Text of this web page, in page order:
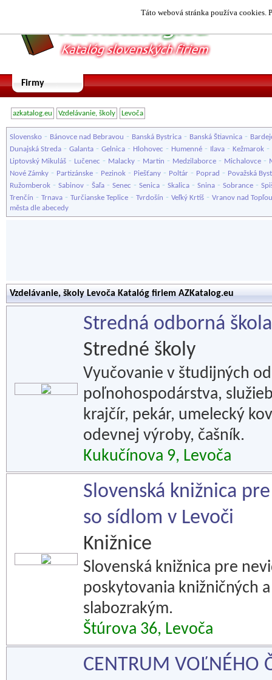
Táto webová stránka používa cookies.
Firmy
azkatalog.eu Vzdelávanie, školy Levoča
Slovensko - Bánovce nad Bebravou - Banská Bystrica - Banská Štiavnica -
Dunajská Streda - Galanta - Gelnica - Hlohovec - Humenné - Ilava - Kežmarok -
Liptovský Mikuláš - Lučenec - Malacky - Martin - Medzilaborce - Michalovce -
Nové Zámky - Partizánske - Pezinok - Piešťany - Poltár - Poprad - Považská
Ružomberok - Sabinov - Šaľa - Senec - Senica - Skalica - Snina - Sobrance -
Trenčín - Trnava - Turčianske Teplice - Tvrdošín - Veľký Krtíš - Vranov nad Topľou
města dle abecedy
Vzdelávanie, školy Levoča Katalóg firiem AZKatalog.eu
Stredná odborná
Stredné školy
Vyučovanie v študijných
poľnohospodárstva,
krajčír, pekár, umelecký
odevnej výroby, čašník.
Kukučínova 9, Levoča
Slovenská knižnica
so sídlom v Levoči
Knižnice
Slovenská knižnica pre
poskytovania knižničných
slabozrakým.
Štúrova 36, Levoča
CENTRUM VOĽNÉHO